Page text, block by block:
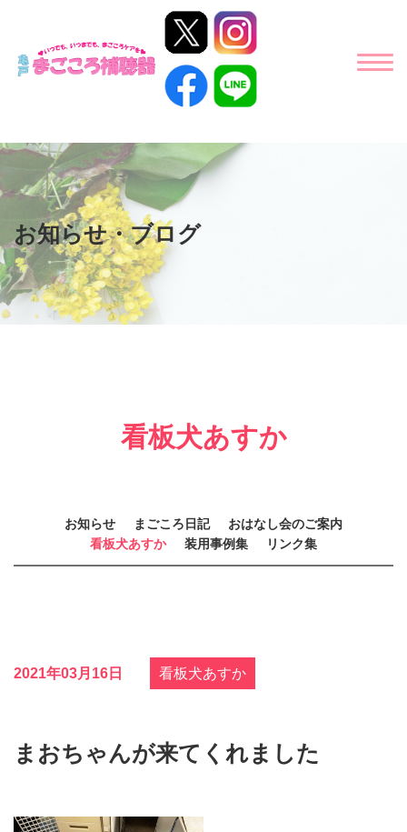
お知らせ・ブログ
看板犬あすか
お知らせ まごころ日記
おはなし会のご案内
看板犬あすか
装用事例集 リンク集
2021年03月16日 看板犬あすか
まおちゃんが来てくれました